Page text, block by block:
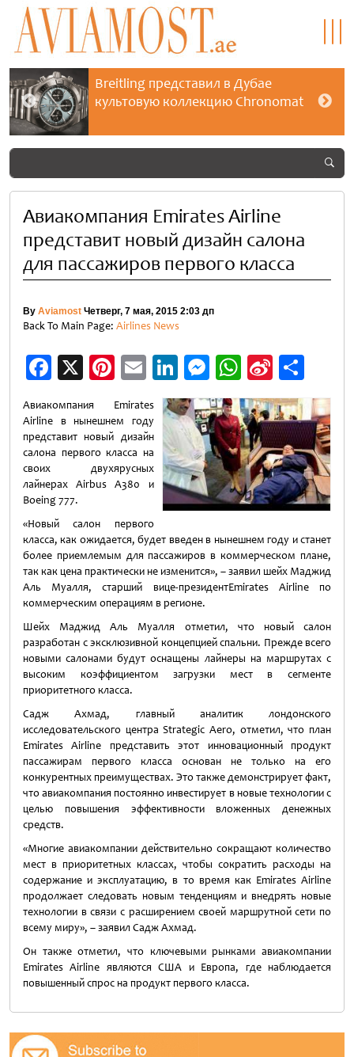
Breitling представил в Дубае
культовую коллекцию Chronomat
Авиакомпания Emirates Airline
представит новый дизайн салона
для пассажиров первого класса
By Aviamost Четверг, 7 мая, 2015 2:03 дп
Back To Main Page: Airlines News
Facebook
X Pinterest
EmailLinkedIn
Messenger
WhatsApp
Sina
Weibo
Авиакомпания Emirates
Airline в нынешнем году
представит новый дизайн
салона первого класса на
своих двухярусных
лайнерах Airbus A380 и
Boeing 777.
«Новый салон первого
класса, как ожидается, будет введен в нынешнем году и станет
более приемлемым для пассажиров в коммерческом плане,
так как цена практически не изменится», – заявил шейх Маджид
Аль Муалля, старший вице-президентEmirates Airline по
коммерческим операциям в регионе.
Шейх Маджид Аль Муалля отметил, что новый салон
разработан с эксклюзивной концепцией спальни. Прежде всего
новыми салонами будут оснащены лайнеры на маршрутах с
высоким коэффициентом загрузки мест в сегменте
приоритетного класса.
Садж Ахмад, главный аналитик лондонского
исследовательского центра Strategic Aero, отметил, что план
Emirates Airline представить этот инновационный продукт
пассажирам первого класса основан не только на его
конкурентных преимуществах. Это также демонстрирует факт,
что авиакомпания постоянно инвестирует в новые технологии с
целью повышения эффективности вложенных денежных
средств.
«Многие авиакомпании действительно сокращают количество
мест в приоритетных классах, чтобы сократить расходы на
содержание и эксплуатацию, в то время как Emirates Airline
продолжает следовать новым тенденциям и внедрять новые
технологии в связи с расширением своей маршрутной сети по
всему миру», – заявил Садж Ахмад.
Он также отметил, что ключевыми рынками авиакомпании
Emirates Airline являются США и Европа, где наблюдается
повышенный спрос на продукт первого класса.